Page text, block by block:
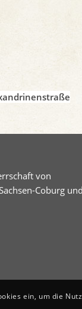
von
Coburg und
ein, um die